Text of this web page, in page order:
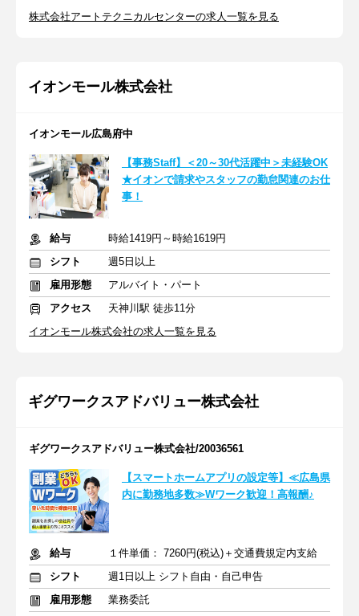
株式会社アートテクニカルセンターの求人一覧を見る
イオンモール株式会社
イオンモール広島府中
【事務Staff】＜20～30代活躍中＞未経験OK
★イオンで請求やスタッフの勤怠関連のお仕
事！
給与
時給1419円～時給1619円
シフト
週5日以上
雇用形態
アルバイト・パート
アクセス
天神川駅 徒歩11分
イオンモール株式会社の求人一覧を見る
ギグワークスアドバリュー株式会社
ギグワークスアドバリュー株式会社/20036561
【スマートホームアプリの設定等】≪広島県
内に勤務地多数≫Wワーク歓迎！高報酬♪
給与
１件単価： 7260円(税込)＋交通費規定内支給
シフト
週1日以上 シフト自由・自己申告
雇用形態
業務委託